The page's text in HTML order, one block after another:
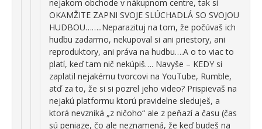
nejakom obchode v nákupnom centre, tak si
OKAMŽITE ZAPNI SVOJE SLÚCHADLÁ SO SVOJOU
HUDBOU……..Neparazituj na tom, že počúvaš ich
hudbu zadarmo, nekupoval si ani priestory, ani
reproduktory, ani práva na hudbu….A o to viac to
platí, keď tam nič nekúpiš…. Navyše – KEDY si
zaplatil nejakému tvorcovi na YouTube, Rumble,
atď za to, že si si pozrel jeho video? Prispievaš na
nejakú platformu ktorú pravidelne sleduješ, a
ktorá nevzniká „z ničoho“ ale z peňazí a času (čas
sú peniaze, čo ale neznamená, že keď budeš na